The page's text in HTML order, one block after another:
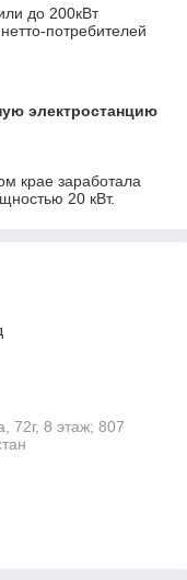
до 200кВт
потребителей
электростанцию
крае заработала
20 кВт.
72г, 8 этаж; 807